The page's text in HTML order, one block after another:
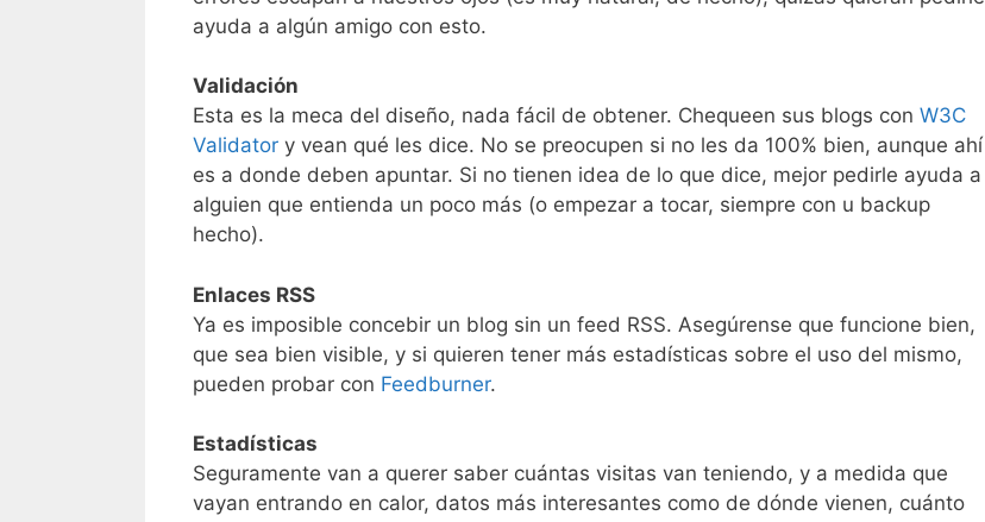
ayuda a algún amigo con esto.
Validación
Esta es la meca del diseño, nada fácil de obtener. Chequeen sus blogs con W3C
Validator y vean qué les dice. No se preocupen si no les da 100% bien, aunque ahí
es a donde deben apuntar. Si no tienen idea de lo que dice, mejor pedirle ayuda a
alguien que entienda un poco más (o empezar a tocar, siempre con u backup
hecho).
Enlaces RSS
Ya es imposible concebir un blog sin un feed RSS. Asegúrense que funcione bien,
que sea bien visible, y si quieren tener más estadísticas sobre el uso del mismo,
pueden probar con Feedburner.
Estadísticas
Seguramente van a querer saber cuántas visitas van teniendo, y a medida que
vayan entrando en calor, datos más interesantes como de dónde vienen, cuánto